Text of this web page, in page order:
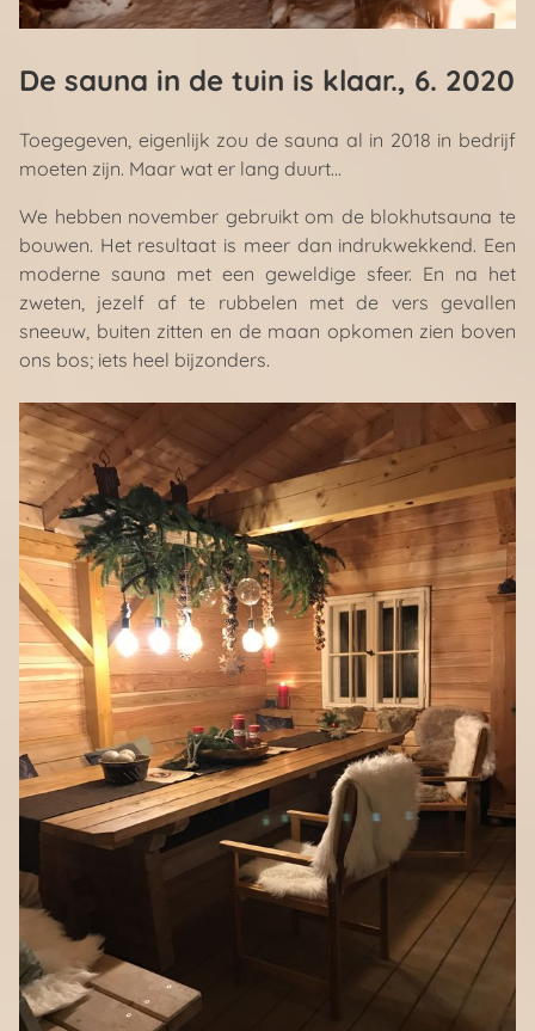
De sauna in de tuin is klaar., 6. 2020
Toegegeven, eigenlijk zou de sauna al in 2018 in bedrijf
moeten zijn. Maar wat er lang duurt...
We hebben november gebruikt om de blokhutsauna te
bouwen. Het resultaat is meer dan indrukwekkend. Een
moderne sauna met een geweldige sfeer. En na het
zweten, jezelf af te rubbelen met de vers gevallen
sneeuw, buiten zitten en de maan opkomen zien boven
ons bos; iets heel bijzonders.